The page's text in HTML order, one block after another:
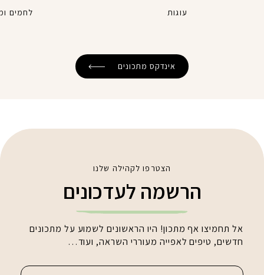
עוגות לחמים
אינדקס מתכונים
הצטרפו לקהילה שלנו
הרשמה לעדכונים
אל תחמיצו אף מתכון! היו הראשונים לשמוע על מתכונים
חדשים, טיפים לאפייה מעוררי השראה, ועוד…